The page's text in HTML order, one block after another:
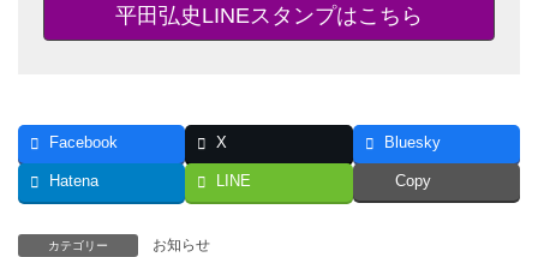
平田弘史LINEスタンプはこちら
Facebook X Bluesky
Hatena LINE Copy
カテゴリー お知らせ